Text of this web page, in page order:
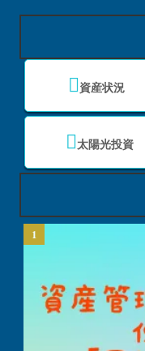
資産状況
太陽光投資